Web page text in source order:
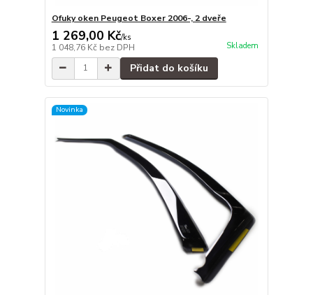
Ofuky oken Peugeot Boxer 2006-, 2 dveře
1 269,00 Kč/ks
1 048,76 Kč bez DPH Skladem
Přidat do košíku
Novinka